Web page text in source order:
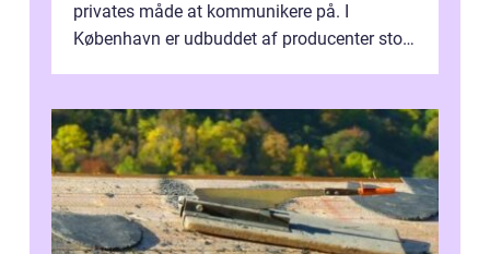
privates måde at kommunikere på. I
København er udbuddet af producenter stort,